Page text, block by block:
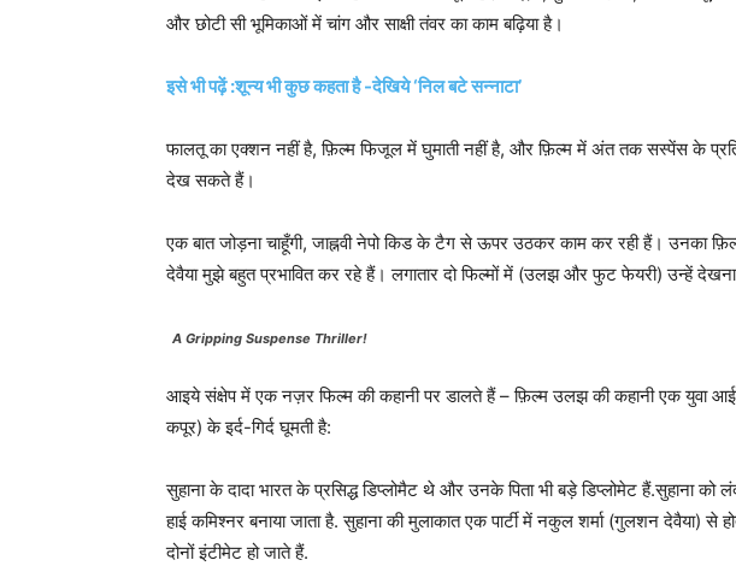
और छोटी सी भूमिकाओं में चांग और साक्षी तंवर का काम बढ़िया है।
इसे भी पढ़ें :शून्य भी कुछ कहता है -देखिये ‘निल बटे सन्नाटा’
फालतू का एक्शन नहीं है, फ़िल्म फिजूल में घुमाती नहीं है, और फ़िल्म में अंत तक सस्पेंस के
देख सकते हैं।
एक बात जोड़ना चाहूँगी, जाह्नवी नेपो किड के टैग से ऊपर उठकर काम कर रही हैं। उनका
देवैया मुझे बहुत प्रभावित कर रहे हैं। लगातार दो फिल्मों में (उलझ और फुट फेयरी) उन्हें
A Gripping Suspense Thriller!
आइये संक्षेप में एक नज़र फिल्म की कहानी पर डालते हैं – फ़िल्म उलझ की कहानी एक युवा
कपूर) के इर्द-गिर्द घूमती है:
सुहाना के दादा भारत के प्रसिद्ध डिप्लोमैट थे और उनके पिता भी बड़े डिप्लोमेट हैं.सुहाना को
हाई कमिश्नर बनाया जाता है. सुहाना की मुलाकात एक पार्टी में नकुल शर्मा (गुलशन देवैया) से
दोनों इंटीमेट हो जाते हैं.